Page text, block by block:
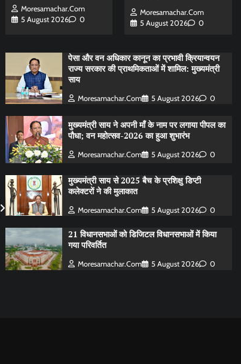
Moresamachar.com
5 August 2026
0
Moresamachar.com
5 August 2026
0
पेसा और वन अधिकार कानून का प्रभावी क्रियान्वयन
राज्य सरकार की प्राथमिकताओं में शामिल: मुख्यमंत्री
साय
Moresamachar.com 5 August 2026 0
मुख्यमंत्री साय ने अपनी माँ के नाम पर लगाया पीपल का
पौधा; वन महोत्सव-2026 का हुआ शुभारंभ
Moresamachar.com 5 August 2026 0
मुख्यमंत्री साय से 2025 बैच के प्रशिक्षु डिप्टी
कलेक्टरों ने की मुलाकात
Moresamachar.com 5 August 2026 0
21 विधानसभाओं को डिजिटल विधानसभाओं में किया
गया परिवर्तित
Moresamachar.com 5 August 2026 0